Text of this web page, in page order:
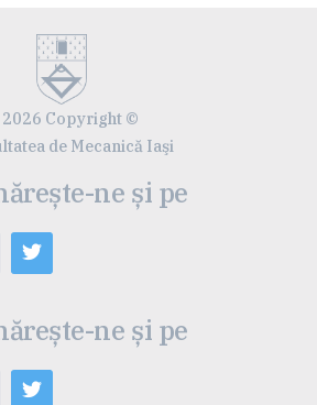
2026 Copyright ©
de Mecanică Iaşi
ne și pe
ne și pe